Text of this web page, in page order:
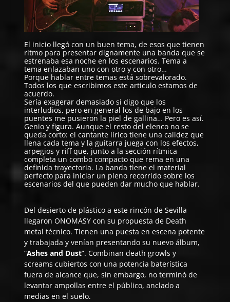
El inicio llegó con un buen tema, de esos que tienen
ritmo para presentar dignamente una banda que se
estrenaba esa noche en los escenarios. Tema a
tema enlazaban uno con otro y con otro…
Porque hablar entre temas está sobrevalorado.
Todos los que escribimos este articulo estamos de
acuerdo.
Sería exagerar demasiado si digo que los
interludios, pero en general los de bajo en los
puentes me pusieron la piel de gallina… Pero es así.
Genio y figura. Aunque el resto del elenco no se
queda corto: el cantante lírico tiene una calidez que
llena cada tema y la guitarra juega con los efectos,
arpegios y riff que, junto a la sección rítmica
completa un combo compacto que rema en una
definida trayectoria. La banda tiene el material
perfecto para iniciar un pleno recorrido sobre los
escenarios del que pueden dar mucho que hablar.
Del desierto de plástico a este rincón de Sevilla
llegaronONOMASY con su propuesta de Death
metal técnico. Tienen una puesta en escena potente
y trabajada y venían presentando su nuevo álbum,
“Ashes and Dust”. Combinan death growls y
screams cubiertos con una potencia baterística
fuera de alcance que, sin embargo, no terminó de
levantar ampollas entre el público, anclado a
medias en el suelo.